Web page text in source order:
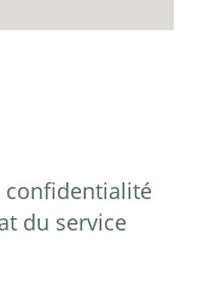
confidentialité
du service